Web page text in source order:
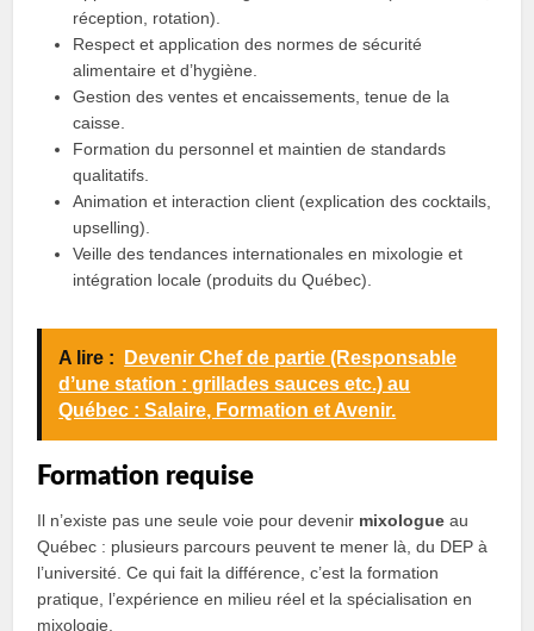
réception, rotation).
Respect et application des normes de sécurité
alimentaire et d’hygiène.
Gestion des ventes et encaissements, tenue de la
caisse.
Formation du personnel et maintien de standards
qualitatifs.
Animation et interaction client (explication des cocktails,
upselling).
Veille des tendances internationales en mixologie et
intégration locale (produits du Québec).
A lire :
Devenir Chef de partie (Responsable
dʼune station : grillades sauces etc.) au
Québec : Salaire, Formation et Avenir.
Formation requise
Il n’existe pas une seule voie pour devenir mixologue au
Québec : plusieurs parcours peuvent te mener là, du DEP à
l’université. Ce qui fait la différence, c’est la formation
pratique, l’expérience en milieu réel et la spécialisation en
mixologie.